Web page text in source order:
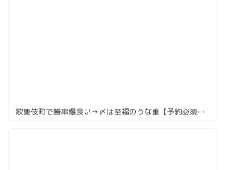
歌舞伎町で鰻串爆食い→〆は至福のうな重【予約必須⁉】